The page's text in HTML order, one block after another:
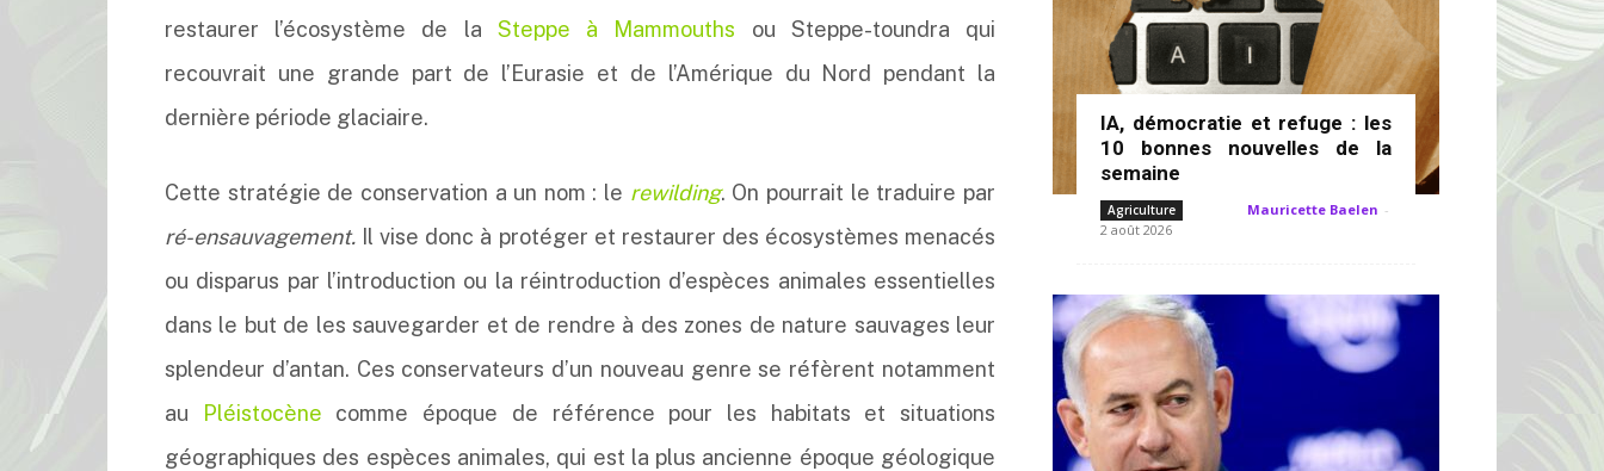
restaurer l’écosystème de la Steppe à Mammouths ou Steppe-toundra qui
recouvrait une grande part de l’Eurasie et de l’Amérique du Nord pendant la
dernière période glaciaire.
Cette stratégie de conservation a un nom : le rewilding. On pourrait le traduire par
ré-ensauvagement. Il vise donc à protéger et restaurer des écosystèmes menacés
ou disparus par l’introduction ou la réintroduction d’espèces animales essentielles
dans le but de les sauvegarder et de rendre à des zones de nature sauvages leur
splendeur d’antan. Ces conservateurs d’un nouveau genre se réfèrent notamment
au
Pléistocène comme époque de référence pour les habitats et situations
géographiques des espèces animales, qui est la plus ancienne époque géologique
IA, démocratie et refuge : les
10 bonnes nouvelles de la
semaine
Agriculture Mauricette Baelen -
2 août 2026